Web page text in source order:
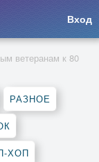
Вход
ветеранам к 80
РАЗНОЕ
ХОП